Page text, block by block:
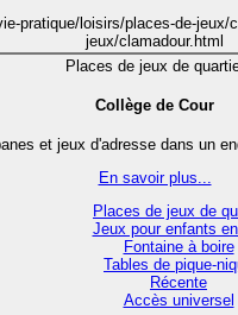
pratique/loisirs/places-de-jeux/
jeux/clamadour.html
Places de jeux de
Collège de Cour
et jeux d'adresse dans un
En savoir plus...
Places de jeux de
Jeux pour enfants
Fontaine à boire
Tables de pique-
Récente
Accès universel